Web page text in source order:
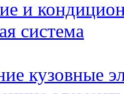
и
система
кузовные